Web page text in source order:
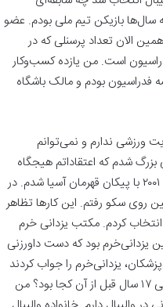
بازیکن تیم ملی بودم. عضو
الان تعداد پرسنلی که در
است. من یازده کسب‌وکار
فدراسیون بودم و مالک باشگاه
ورزشی ندارم و نمی‌توانم
شدم که اعتقاداتم هیجگاه
تغییر نکرد و سر جای خودش ماند. سال ۲۰۰۱ با پیکان قهرمان آسیا شدم. در
روی سکو رفتم. این کارها تظاهر
کردم. مکتب یزدانی خرم
یزدانی‌خرم بود که دست داورزنی
پزشکان، یزدانی‌خرم را جواب کردند
بلافاصله داورزنی به دیدار او رفت. داورزنی ۱۷ سال قبل از آن کجا بود؟ من